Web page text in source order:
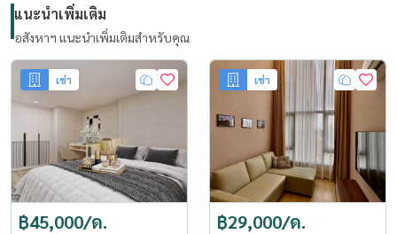
แนะนำเพิ่มเติม
อสังหาฯ แนะนำเพิ่มเติมสำหรับคุณ
เช่า
฿45,000/ด.
เช่า
฿29,000/ด.